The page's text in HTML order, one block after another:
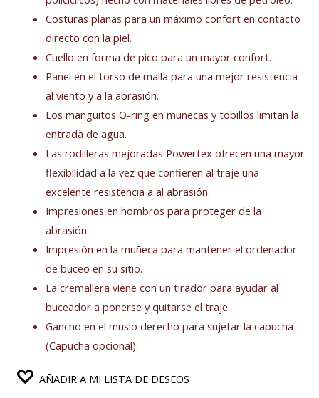
Costuras planas para un máximo confort en contacto
directo con la piel.
Cuello en forma de pico para un mayor confort.
Panel en el torso de malla para una mejor resistencia
al viento y a la abrasión.
Los manguitos O-ring en muñecas y tobillos limitan la
entrada de agua.
Las rodilleras mejoradas Powertex ofrecen una mayor
flexibilidad a la vez que confieren al traje una
excelente resistencia a al abrasión.
Impresiones en hombros para proteger de la
abrasión.
Impresión en la muñeca para mantener el ordenador
de buceo en su sitio.
La cremallera viene con un tirador para ayudar al
buceador a ponerse y quitarse el traje.
Gancho en el muslo derecho para sujetar la capucha
(Capucha opcional).
AÑADIR A MI LISTA DE DESEOS